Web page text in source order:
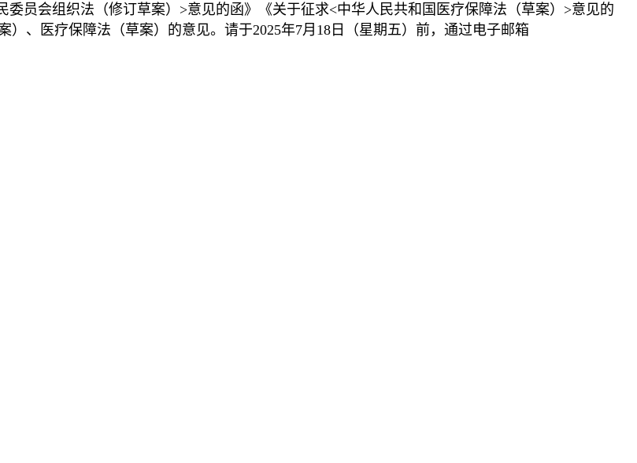
员会组织法（修订草案）>意见的函》《关于征求<中华人民共和国医疗保障法（草案）>意见的
、医疗保障法（草案）的意见。请于2025年7月18日（星期五）前，通过电子邮箱